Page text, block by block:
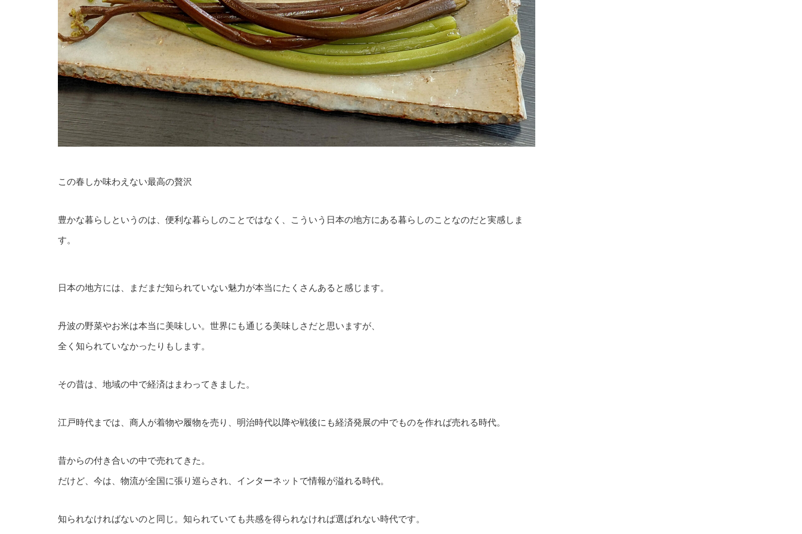
この春しか味わえない最高の贅沢
豊かな暮らしというのは、便利な暮らしのことではなく、こういう日本の地方にある暮らしのことなのだと実感しま
す。
日本の地方には、まだまだ知られていない魅力が本当にたくさんあると感じます。
丹波の野菜やお米は本当に美味しい。世界にも通じる美味しさだと思いますが、
全く知られていなかったりもします。
その昔は、地域の中で経済はまわってきました。
江戸時代までは、商人が着物や履物を売り、明治時代以降や戦後にも経済発展の中でものを作れば売れる時代。
昔からの付き合いの中で売れてきた。
だけど、今は、物流が全国に張り巡らされ、インターネットで情報が溢れる時代。
知られなければないのと同じ。知られていても共感を得られなければ選ばれない時代です。